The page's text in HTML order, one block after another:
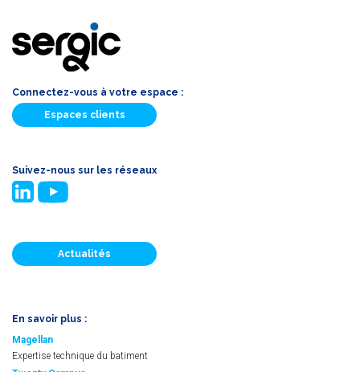
Connectez-vous à votre espace :
Espaces clients
Suivez-nous sur les réseaux
Actualités
En savoir plus :
Magellan
Expertise technique du batiment